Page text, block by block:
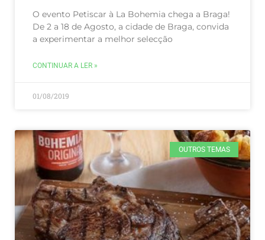
O evento Petiscar à La Bohemia chega a Braga!
De 2 a 18 de Agosto, a cidade de Braga, convida
a experimentar a melhor selecção
CONTINUAR A LER »
01/08/2019
OUTROS TEMAS